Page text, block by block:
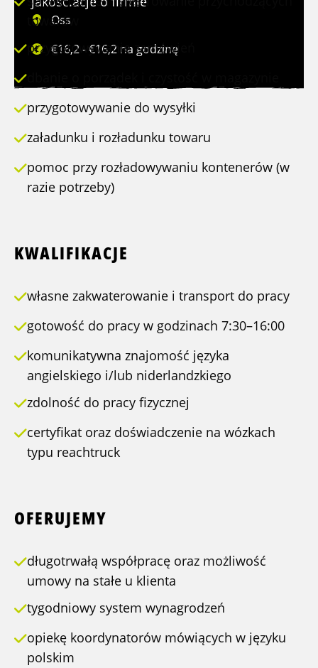
Oss
€16,2 - €16,2 na godzinę
towarów
przygotowywanie zamówień
przygotowywanie do wysyłki
załadunku i rozładunku towaru
pomoc przy rozładowywaniu kontenerów (w
razie potrzeby)
KWALIFIKACJE
własne zakwaterowanie i transport do pracy
gotowość do pracy w godzinach 7:30–16:00
komunikatywna znajomość języka
angielskiego i/lub niderlandzkiego
zdolność do pracy fizycznej
certyfikat oraz doświadczenie na wózkach
typu reachtruck
OFERUJEMY
długotrwałą współpracę oraz możliwość
umowy na stałe u klienta
tygodniowy system wynagrodzeń
opiekę koordynatorów mówiących w języku
polskim